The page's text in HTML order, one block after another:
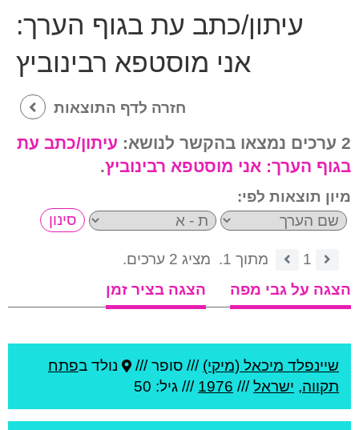
עיתון/כתב עת בגוף הערך:
אני מוסטפא רבינוביץ
חזרה לדף התוצאות
2 ערכים נמצאו בהקשר לנושא:
עיתון/כתב עת
בגוף הערך: אני מוסטפא רבינוביץ.
מיון תוצאות לפי:
1 מתוך 1.
מציג 2 ערכים.
הצגה על גבי מפה
הצגה בציר זמן
שיינפלד מיכאל (מיקי) /// סופר /// נולד בפתח
תקווה, ישראל///
1976 /// גיל: 50